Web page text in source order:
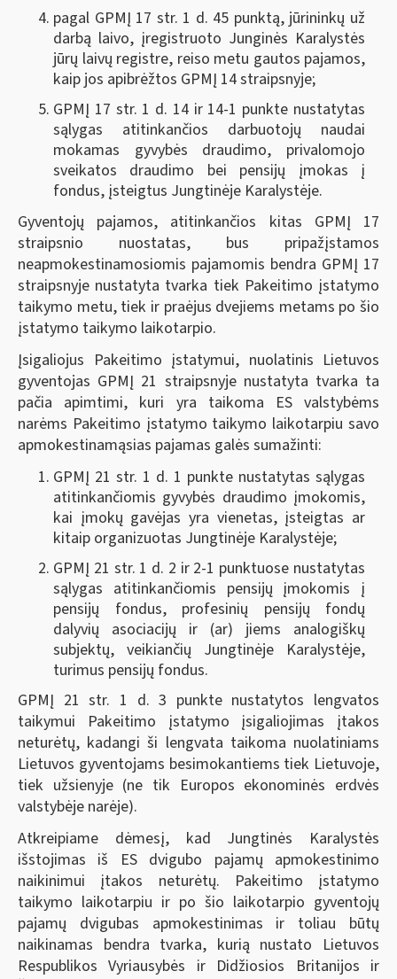
pagal GPMĮ 17 str. 1 d. 45 punktą, jūrininkų už
darbą laivo, įregistruoto Junginės Karalystės
jūrų laivų registre, reiso metu gautos pajamos,
kaip jos apibrėžtos GPMĮ 14 straipsnyje;
GPMĮ 17 str. 1 d. 14 ir 14-1 punkte nustatytas
sąlygas atitinkančios darbuotojų naudai
mokamas gyvybės draudimo, privalomojo
sveikatos draudimo bei pensijų įmokas į
fondus, įsteigtus Jungtinėje Karalystėje.
Gyventojų pajamos, atitinkančios kitas GPMĮ 17
straipsnio nuostatas, bus pripažįstamos
neapmokestinamosiomis pajamomis bendra GPMĮ 17
straipsnyje nustatyta tvarka tiek Pakeitimo įstatymo
taikymo metu, tiek ir praėjus dvejiems metams po šio
įstatymo taikymo laikotarpio.
Įsigaliojus Pakeitimo įstatymui, nuolatinis Lietuvos
gyventojas GPMĮ 21 straipsnyje nustatyta tvarka ta
pačia apimtimi, kuri yra taikoma ES valstybėms
narėms Pakeitimo įstatymo taikymo laikotarpiu savo
apmokestinamąsias pajamas galės sumažinti:
GPMĮ 21 str. 1 d. 1 punkte nustatytas sąlygas
atitinkančiomis gyvybės draudimo įmokomis,
kai įmokų gavėjas yra vienetas, įsteigtas ar
kitaip organizuotas Jungtinėje Karalystėje;
GPMĮ 21 str. 1 d. 2 ir 2-1 punktuose nustatytas
sąlygas atitinkančiomis pensijų įmokomis į
pensijų fondus, profesinių pensijų fondų
dalyvių asociacijų ir (ar) jiems analogiškų
subjektų, veikiančių Jungtinėje Karalystėje,
turimus pensijų fondus.
GPMĮ 21 str. 1 d. 3 punkte nustatytos lengvatos
taikymui Pakeitimo įstatymo įsigaliojimas įtakos
neturėtų, kadangi ši lengvata taikoma nuolatiniams
Lietuvos gyventojams besimokantiems tiek Lietuvoje,
tiek užsienyje (ne tik Europos ekonominės erdvės
valstybėje narėje).
Atkreipiame dėmesį, kad Jungtinės Karalystės
išstojimas iš ES dvigubo pajamų apmokestinimo
naikinimui įtakos neturėtų. Pakeitimo įstatymo
taikymo laikotarpiu ir po šio laikotarpio gyventojų
pajamų dvigubas apmokestinimas ir toliau būtų
naikinamas bendra tvarka, kurią nustato Lietuvos
Respublikos Vyriausybės ir Didžiosios Britanijos ir